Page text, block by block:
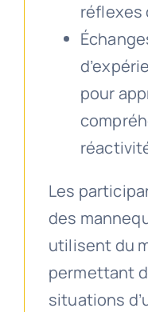
réflexes
pour
Les
des
utilisent du
permettant
situations